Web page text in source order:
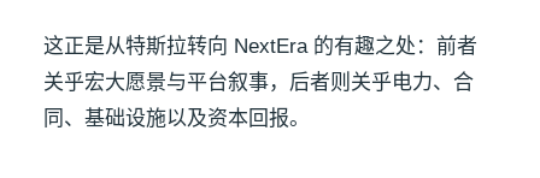
这正是从特斯拉转向 NextEra 的有趣之处：前者
关乎宏大愿景与平台叙事，后者则关乎电力、合
同、基础设施以及资本回报。